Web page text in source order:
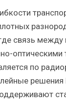
связь
оптическими
по
решения